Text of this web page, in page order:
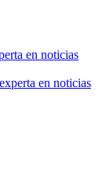
en noticias